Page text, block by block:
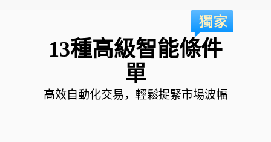
13種高級智能條件
單
高效自動化交易，輕鬆捉緊市場波幅